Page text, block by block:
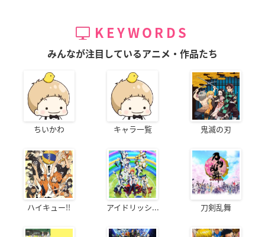
KEYWORDS
みんなが注目しているアニメ・作品たち
ちいかわ キャラ一覧 鬼滅の刃
ハイキュー!! アイドリッシ... 刀剣乱舞